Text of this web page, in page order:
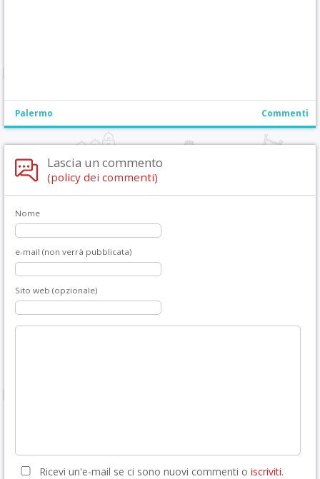
Palermo Commenti
Lascia un commento
(policy dei commenti)
Nome
e-mail (non verrà pubblicata)
Sito web (opzionale)
Ricevi un'e-mail se ci sono nuovi commenti o iscriviti.